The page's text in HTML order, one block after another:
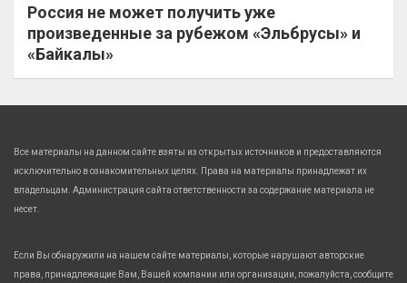
Россия не может получить уже
произведенные за рубежом «Эльбрусы» и
«Байкалы»
Все материалы на данном сайте взяты из открытых источников и предоставляются
исключительно в ознакомительных целях. Права на материалы принадлежат их
владельцам. Администрация сайта ответственности за содержание материала не
несет.
Если Вы обнаружили на нашем сайте материалы, которые нарушают авторские
права, принадлежащие Вам, Вашей компании или организации, пожалуйста, сообщите